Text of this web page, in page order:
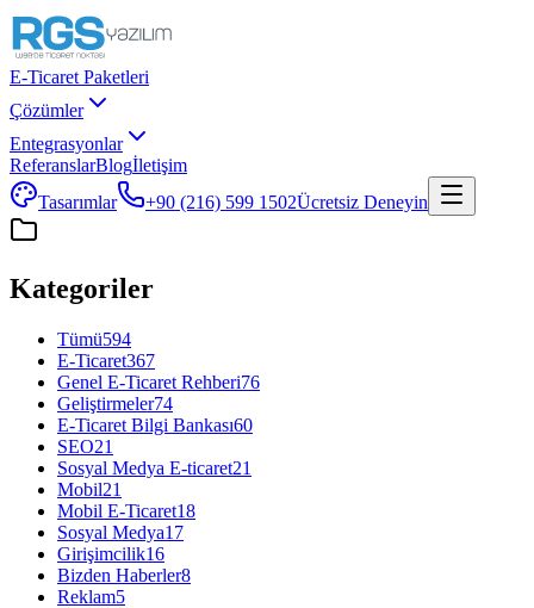
E-Ticaret Paketleri
Çözümler
Entegrasyonlar
ReferanslarBlogİletişim
Tasarımlar
+90 (216) 599 1502Ücretsiz Deneyin
Kategoriler
Tümü594
E-Ticaret367
Genel E-Ticaret Rehberi76
Geliştirmeler74
E-Ticaret Bilgi Bankası60
SEO21
Sosyal Medya E-ticaret21
Mobil21
Mobil E-Ticaret18
Sosyal Medya17
Girişimcilik16
Bizden Haberler8
Reklam5